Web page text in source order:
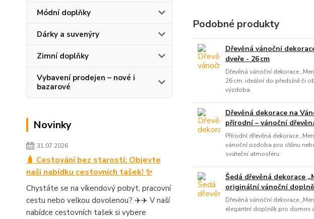
Módní doplňky
Dárky a suvenýry
Zimní doplňky
Vybavení prodejen – nové i
bazarové
Novinky
31.07.2026
🧳 Cestování bez starostí: Objevte
naši nabídku cestovních tašek! ✨
Chystáte se na víkendový pobyt, pracovní
cestu nebo velkou dovolenou? ✈️✈️ V naší
nabídce cestovních tašek si vybere
Podobné produkty
Dřevěná vánoční
dveře - 26 cm
Dřevěná vánoční dekorace
26 cm, ideální do předsíně či
výzdoba.
Dřevěná dekorace na
přírodní – vánoční
Přírodní dřevěná dekorace
vánoční ozdoba pro stěnu
sváteční atmosféru.
Šedá dřevěná dekorace
originální vánoční
Dřevěná vánoční dekorace
elegantní doplněk pro domov